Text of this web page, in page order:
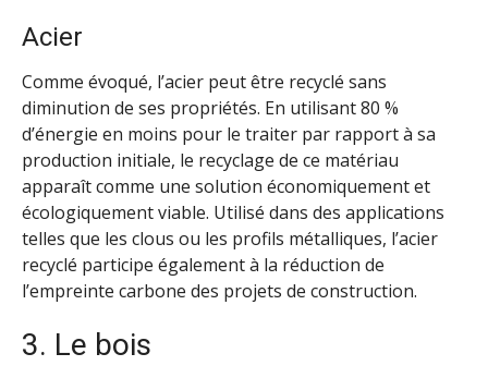
Acier
Comme évoqué, l’acier peut être recyclé sans
diminution de ses propriétés. En utilisant 80 %
d’énergie en moins pour le traiter par rapport à sa
production initiale, le recyclage de ce matériau
apparaît comme une solution économiquement et
écologiquement viable. Utilisé dans des applications
telles que les clous ou les profils métalliques, l’acier
recyclé participe également à la réduction de
l’empreinte carbone des projets de construction.
3. Le bois